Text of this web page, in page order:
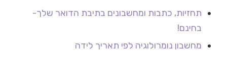
תחזיות, כתבות ומחשבונים בתיבת הדואר שלך-
בחינם!
מחשבון נומרולוגיה לפי תאריך לידה